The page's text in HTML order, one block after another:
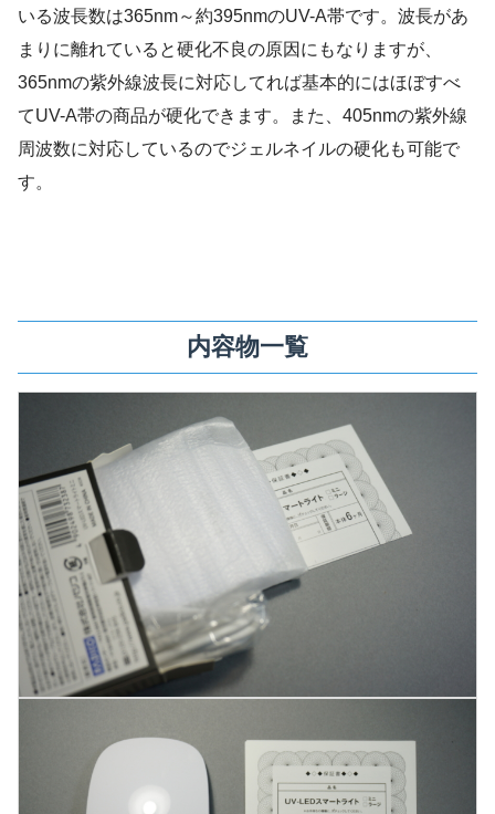
いる波長数は365nm～約395nmのUV-A帯です。波長があ
まりに離れていると硬化不良の原因にもなりますが、
365nmの紫外線波長に対応してれば基本的にはほぼすべ
てUV-A帯の商品が硬化できます。また、405nmの紫外線
周波数に対応しているのでジェルネイルの硬化も可能で
す。
内容物一覧